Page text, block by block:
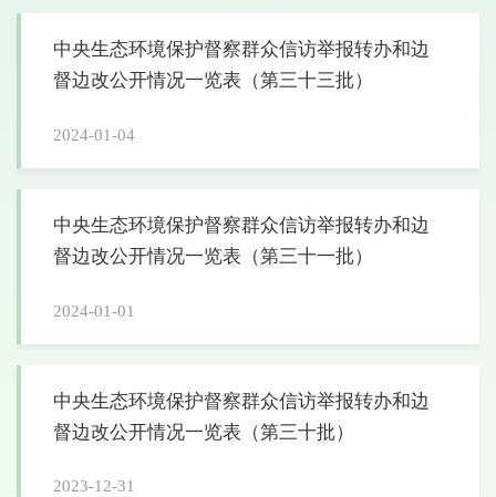
中央生态环境保护督察群众信访举报转办和边
督边改公开情况一览表（第三十三批）
2024-01-04
中央生态环境保护督察群众信访举报转办和边
督边改公开情况一览表（第三十一批）
2024-01-01
中央生态环境保护督察群众信访举报转办和边
督边改公开情况一览表（第三十批）
2023-12-31